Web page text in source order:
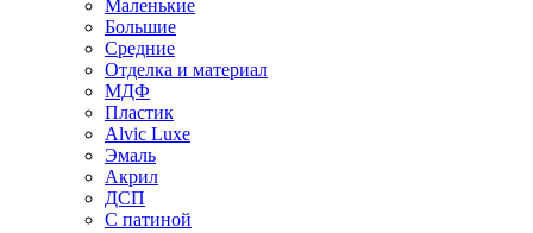
Маленькие
Большие
Средние
Отделка и материал
МДФ
Пластик
Alvic Luxe
Эмаль
Акрил
ДСП
С патиной